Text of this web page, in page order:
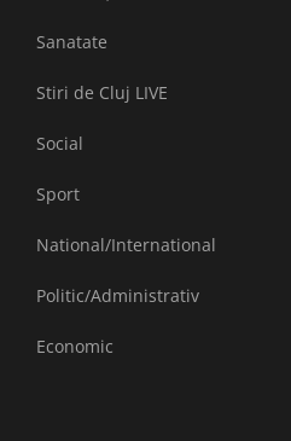
Sanatate
Stiri de Cluj LIVE
Social
Sport
National/International
Politic/Administrativ
Economic